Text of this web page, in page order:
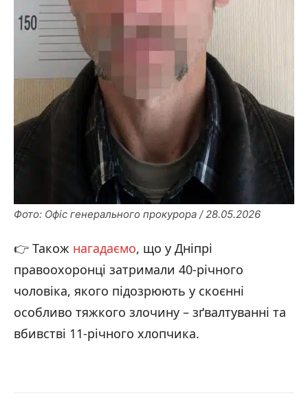
Фото: Офіс генерального прокурора / 28.05.2026
👉 Також нагадаємо, що у Дніпрі
правоохоронці затримали 40-річного
чоловіка, якого підозрюють у скоєнні
особливо тяжкого злочину – зґвалтуванні та
вбивстві 11-річного хлопчика.